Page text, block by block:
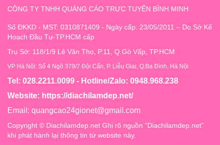
CÔNG TY TNHH QUẢNG CÁO TRỰC TUYẾN BÌNH MINH
Số ĐKKD - MST: 0310871409 - Ngày cấp: 23/05/2011 – Do Sở Kế
Hoạch Đầu Tư-TP.HCM cấp
Trụ Sở: 118/1/9 Lê Văn Thọ, P.11, Q.Gò Vấp, TP.HCM
VP Hà Nội: Số 4 Ngõ 379/7 Đội Cấn, P. Liễu Giai, Q.Ba Đình, Hà Nội
Tel: 028.2211.0099 - Hotline/Zalo: 0948.968.238
Website: https://diachilamdep.net/
Email: quangcao24gionet@gmail.com
Copyright © Diachilamdep.net Ghi rõ nguồn “Diachilamdep.net”
khi phát hành lại thông tin từ website này.